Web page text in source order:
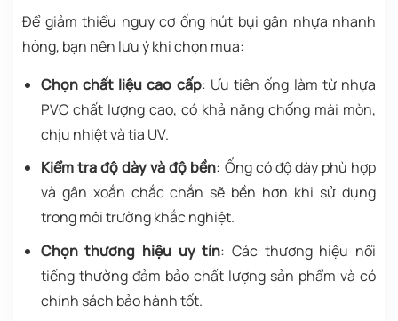
Để giảm thiểu nguy cơ ống hút bụi gân nhựa nhanh
hỏng, bạn nên lưu ý khi chọn mua:
Chọn chất liệu cao cấp: Ưu tiên ống làm từ nhựa
PVC chất lượng cao, có khả năng chống mài mòn,
chịu nhiệt và tia UV.
Kiểm tra độ dày và độ bền: Ống có độ dày phù hợp
và gân xoắn chắc chắn sẽ bền hơn khi sử dụng
trong môi trường khắc nghiệt.
Chọn thương hiệu uy tín: Các thương hiệu nổi
tiếng thường đảm bảo chất lượng sản phẩm và có
chính sách bảo hành tốt.